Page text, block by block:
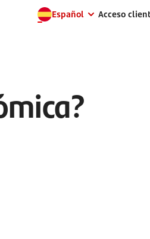
Español Acceso